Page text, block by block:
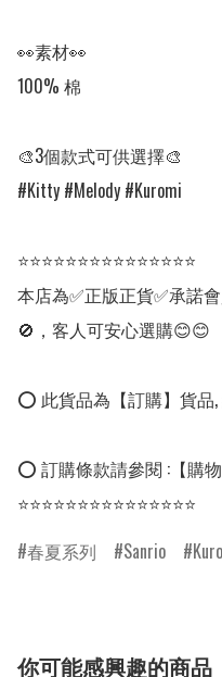
👀素材👀
100% 棉
🎨3個款式可供選擇🎨
#Kitty #Melody #Kuromi
⭐⭐⭐⭐⭐⭐⭐⭐⭐⭐⭐⭐⭐⭐⭐
本店為✅正版正貨✅承諾
🚫，客人可安心選購😊😊
⭕ 此貨品為【訂購】貨品,
⭕ 訂購條款請參閱 :【購
⭐⭐⭐⭐⭐⭐⭐⭐⭐⭐⭐⭐⭐⭐⭐
春夏系列
Sanrio
你可能感興趣的商品